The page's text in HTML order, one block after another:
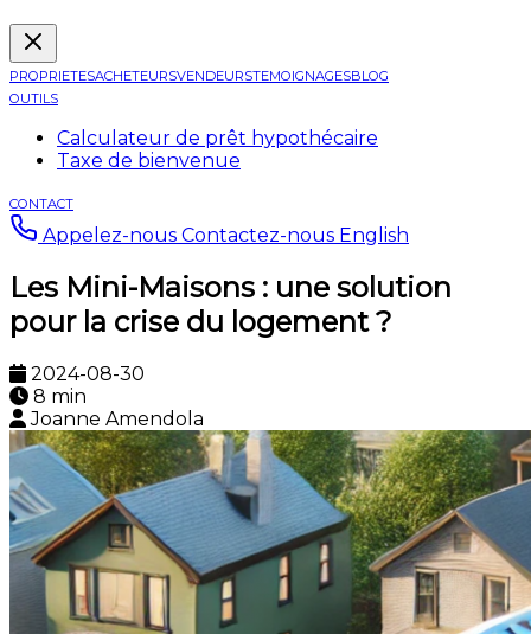
PROPRIETESACHETEURSVENDEURSTEMOIGNAGESBLOG
OUTILS
Calculateur de prêt hypothécaire
Taxe de bienvenue
CONTACT
Appelez-nous Contactez-nous English
Les Mini-Maisons : une solution
pour la crise du logement ?
2024-08-30
8 min
Joanne Amendola